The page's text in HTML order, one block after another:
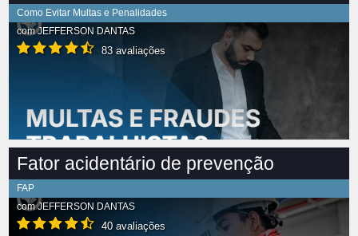
Como Evitar Multas e Penalidades
comJEFFERSON DANTAS
83 avaliações
Fator acidentário de prevenção
FAP
comJEFFERSON DANTAS
40 avaliações